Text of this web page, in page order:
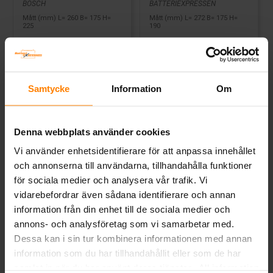
Samtycke Information Om
Denna webbplats använder cookies
Vi använder enhetsidentifierare för att anpassa innehållet
och annonserna till användarna, tillhandahålla funktioner
för sociala medier och analysera vår trafik. Vi
vidarebefordrar även sådana identifierare och annan
information från din enhet till de sociala medier och
annons- och analysföretag som vi samarbetar med.
Dessa kan i sin tur kombinera informationen med annan
information som du har tillhandahållit eller som de har
BOSCH
Mått (mm) L= 260 B= 175 H=
225
Webblager
1 996 kr inkl. moms
BATTERIEXPRESSEN
Mått (mm) L= 272 B= 175 H=
190
Stockholm
4 510 kr